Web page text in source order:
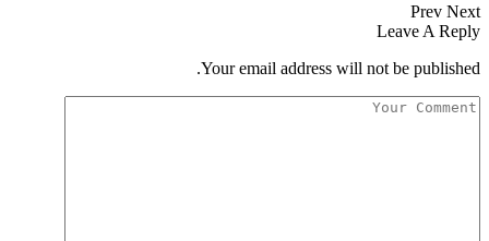
Prev Next
Leave A Reply
Your email address will not be published.